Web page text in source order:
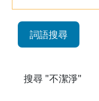
詞語搜尋
搜尋 "不潔淨"